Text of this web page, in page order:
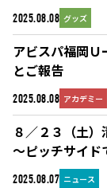
2025.08.08 グッズ
2025.08.08 アカデミー
アビスパ福岡
とご報告
2025.08.07 ニュース
８／２３（土
～ピッチサイド